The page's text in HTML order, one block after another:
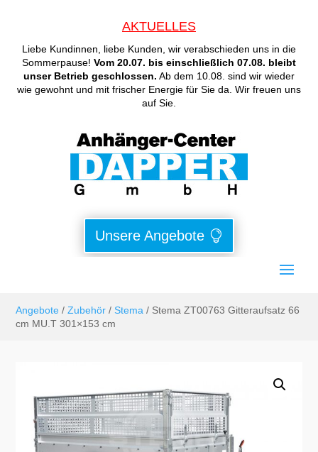
AKTUELLES
Liebe Kundinnen, liebe Kunden, wir verabschieden uns in die
Sommerpause! Vom 20.07. bis einschließlich 07.08. bleibt
unser Betrieb geschlossen. Ab dem 10.08. sind wir wieder
wie gewohnt und mit frischer Energie für Sie da. Wir freuen uns
auf Sie.
Unsere Angebote
Angebote /Zubehör /Stema / Stema ZT00763 Gitteraufsatz 66
cm MU.T 301×153 cm